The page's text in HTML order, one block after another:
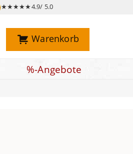
★★★★★4.9/ 5.0
Warenkorb
%-Angebote